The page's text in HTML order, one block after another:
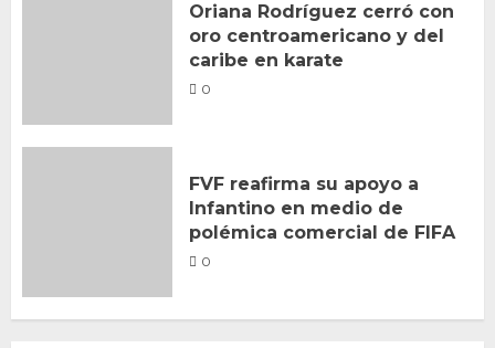
Oriana Rodríguez cerró con
oro centroamericano y del
caribe en karate
0
FVF reafirma su apoyo a
Infantino en medio de
polémica comercial de FIFA
0